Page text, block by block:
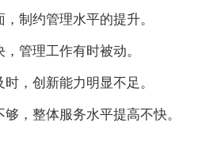
制约管理水平的提升。
管理工作有时被动。
，创新能力明显不足。
，整体服务水平提高不快。